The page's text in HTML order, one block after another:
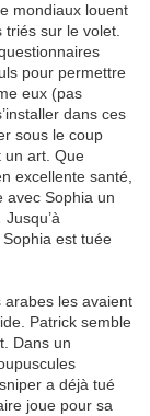
mondiaux louent
sur le volet.
pour permettre
eux (pas
dans ces
sous le coup
un art. Que
excellente santé,
avec Sophia un
est tuée
arabes les avaient
Patrick semble
Dans un
a déjà tué
joue pour sa